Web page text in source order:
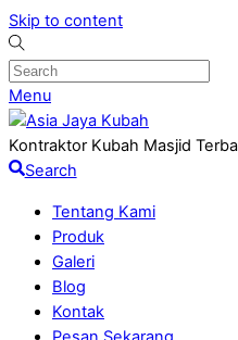
Skip to content
Menu
Kontraktor Kubah Masjid
Search
Tentang Kami
Produk
Galeri
Blog
Kontak